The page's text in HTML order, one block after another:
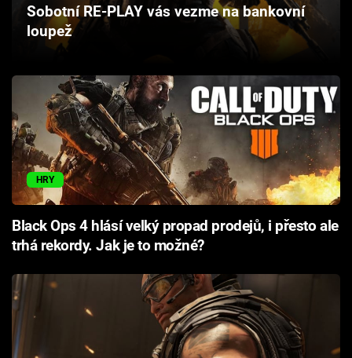
Pořady
TV Program
Sledujte prima+
Přihlášení
Sledujte nás
Sobotní RE-PLAY vás vezme na bankovní
loupež
HRY
Black Ops 4 hlásí velký propad prodejů, i přesto ale
trhá rekordy. Jak je to možné?